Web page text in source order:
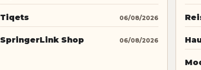
Tiqets 06/08/2026
SpringerLink Shop 06/08/2026